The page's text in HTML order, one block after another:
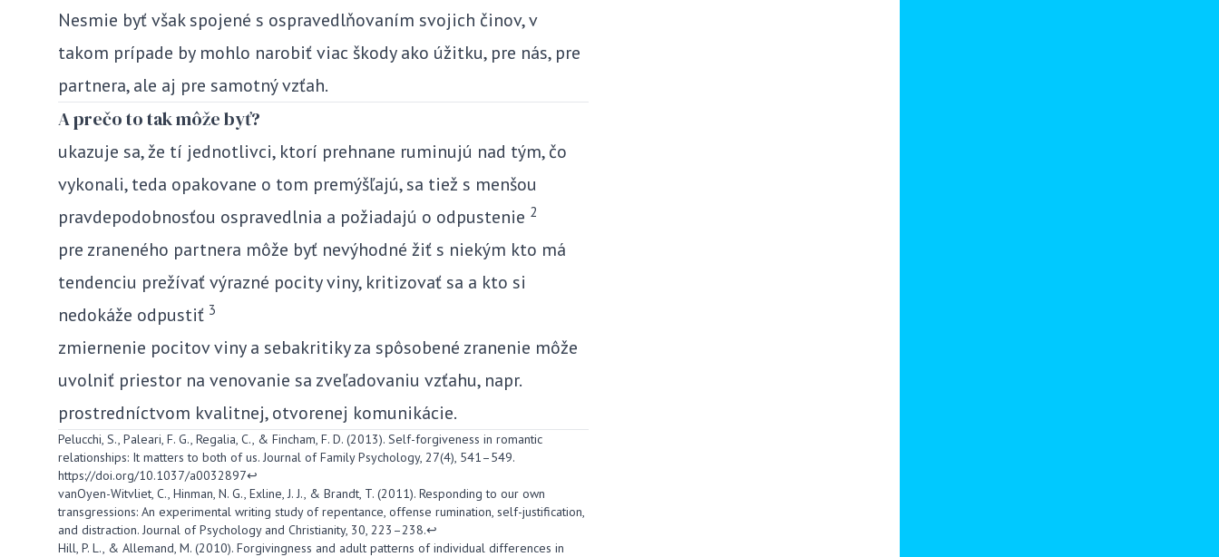
Nesmie byť však spojené s ospravedlňovaním svojich činov, v
takom prípade by mohlo narobiť viac škody ako úžitku, pre nás, pre
partnera, ale aj pre samotný vzťah.
A prečo to tak môže byť?
ukazuje sa, že tí jednotlivci, ktorí prehnane ruminujú nad tým, čo
vykonali, teda opakovane o tom premýšľajú, sa tiež s menšou
pravdepodobnosťou ospravedlnia a požiadajú o odpustenie 2
pre zraneného partnera môže byť nevýhodné žiť s niekým kto má
tendenciu prežívať výrazné pocity viny, kritizovať sa a kto si
nedokáže odpustiť 3
zmiernenie pocitov viny a sebakritiky za spôsobené zranenie môže
uvolniť priestor na venovanie sa zveľadovaniu vzťahu, napr.
prostredníctvom kvalitnej, otvorenej komunikácie.
Pelucchi, S., Paleari, F. G., Regalia, C., & Fincham, F. D. (2013). Self-forgiveness in romantic
relationships: It matters to both of us. Journal of Family Psychology, 27(4), 541–549.
https://doi.org/10.1037/a0032897↩
vanOyen-Witvliet, C., Hinman, N. G., Exline, J. J., & Brandt, T. (2011). Responding to our own
transgressions: An experimental writing study of repentance, offense rumination, self-justification,
and distraction. Journal of Psychology and Christianity, 30, 223–238.↩
Hill, P. L., & Allemand, M. (2010). Forgivingness and adult patterns of individual differences in